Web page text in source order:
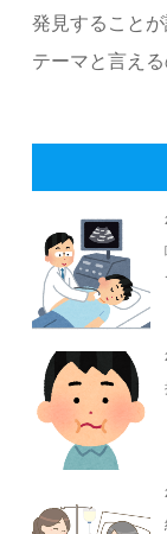
発見すること
テーマと言え